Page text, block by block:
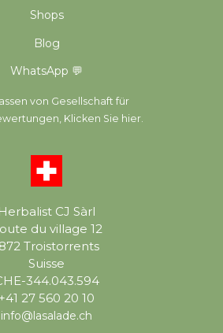
Herbalist CJ Sàrl
du village 12
Troistorrents
Suisse
344.043.594
+41 27 560 20 10
info@lasalade.ch
Shops
Blog
WhatsApp 💬
von Gesellschaft für
Klicken Sie hier.